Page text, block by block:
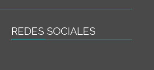
REDES SOCIALES